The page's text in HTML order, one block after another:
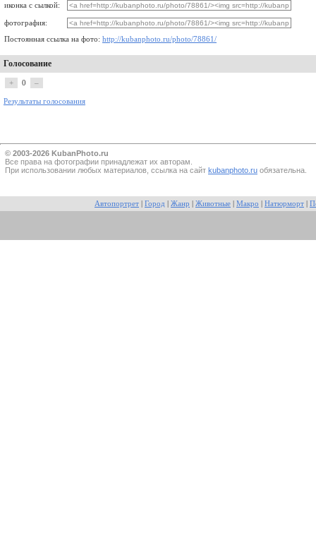
иконка с сылкой:
фотография:
Постоянная ссылка на фото: http://kubanphoto.ru/photo/78861/
Голосование
+ 0 –
Результаты голосования
© 2003-2026 KubanPhoto.ru
Все прaва на фотографии принадлежат их авторам.
При использовании любых материалов, ссылка на сайт kubanphoto.ru обязательна.
Автопортрет Город Жанр Животные Макро Натюрморт